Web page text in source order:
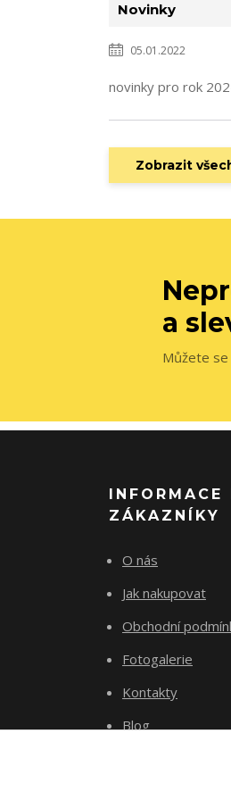
Novinky
05.01.2022
novinky pro rok
Zobrazit
a
Můžete se
INFORMACE
ZÁKAZNÍKY
O nás
Jak nakupovat
Obchodní
Fotogalerie
Kontakty
Blog